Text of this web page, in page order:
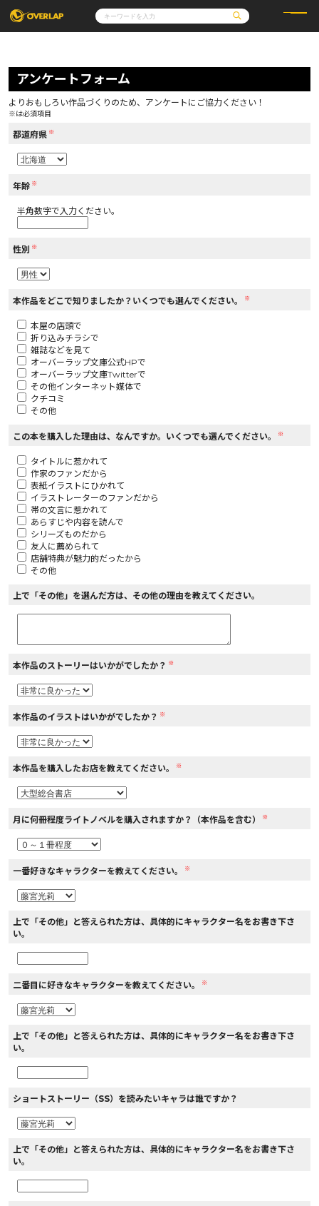
コミック
コミックガルド
コミッククリエ
LiQulle
ラブパルフェ
ライトノベル
ロサージュノベルス
その他
コミックエッセイ
通販・NEWS
OVERLAP STORE
アクセス
オーバーラップホールディングス
コミックパルフェ
閉じる
アンケートフォーム
よりおもしろい作品づくりのため、アンケートにご協力ください！
※は必須項目
都道府県 ※
年齢 ※
半角数字で入力ください。
性別 ※
本作品をどこで知りましたか？いくつでも選んでください。 ※
本屋の店頭で
折り込みチラシで
雑誌などを見て
オーバーラップ文庫公式HPで
オーバーラップ文庫Twitterで
その他インターネット媒体で
クチコミ
その他
この本を購入した理由は、なんですか。いくつでも選んでください。 ※
タイトルに惹かれて
作家のファンだから
表紙イラストにひかれて
イラストレーターのファンだから
帯の文言に惹かれて
あらすじや内容を読んで
シリーズものだから
友人に薦められて
店舗特典が魅力的だったから
その他
上で「その他」を選んだ方は、その他の理由を教えてください。
本作品のストーリーはいかがでしたか？ ※
本作品のイラストはいかがでしたか？ ※
本作品を購入したお店を教えてください。 ※
月に何冊程度ライトノベルを購入されますか？（本作品を含む） ※
一番好きなキャラクターを教えてください。 ※
上で「その他」と答えられた方は、具体的にキャラクター名をお書き下さ
い。
二番目に好きなキャラクターを教えてください。 ※
上で「その他」と答えられた方は、具体的にキャラクター名をお書き下さ
い。
ショートストーリー（SS）を読みたいキャラは誰ですか？
上で「その他」と答えられた方は、具体的にキャラクター名をお書き下さ
い。